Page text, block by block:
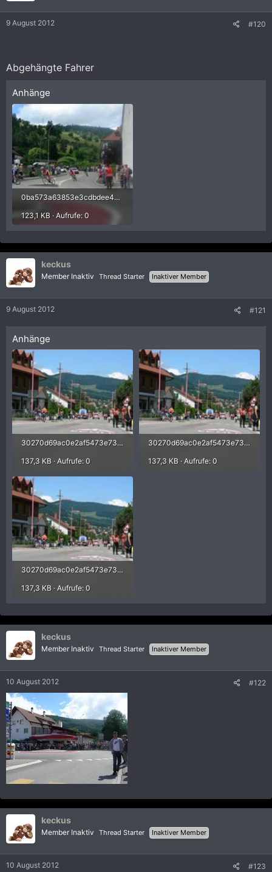
9 August 2012 #120
Abgehängte Fahrer
Anhänge
0ba573a63853e3cdbdee434714bbfc63.jpg
123,1 KB · Aufrufe: 0
keckus
Member Inaktiv Thread Starter Inaktiver Member
9 August 2012 #121
Anhänge
30270d69ac0e2af5473e73dd144594fc.jpg
137,3 KB · Aufrufe: 0
30270d69ac0e2af5473e73dd144594fc.jpg
137,3 KB · Aufrufe: 0
30270d69ac0e2af5473e73dd144594fc.jpg
137,3 KB · Aufrufe: 0
keckus
Member Inaktiv Thread Starter Inaktiver Member
10 August 2012 #122
keckus
Member Inaktiv Thread Starter Inaktiver Member
10 August 2012 #123